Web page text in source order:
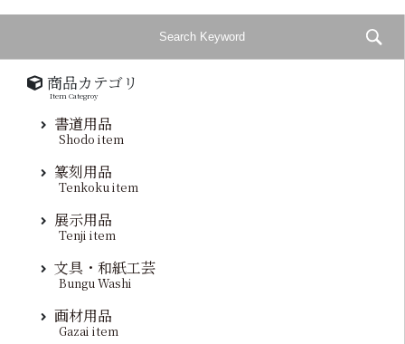
商品カテゴリ
Item Categroy
書道用品
Shodo item
篆刻用品
Tenkoku item
展示用品
Tenji item
文具・和紙工芸
Bungu Washi
画材用品
Gazai item